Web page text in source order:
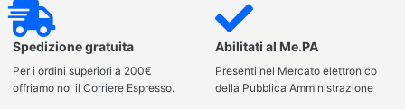
Spedizione gratuita
Per i ordini superiori a 200€
offriamo noi il Corriere Espresso.
Abilitati al Me.PA
Presenti nel Mercato elettronico
della Pubblica Amministrazione